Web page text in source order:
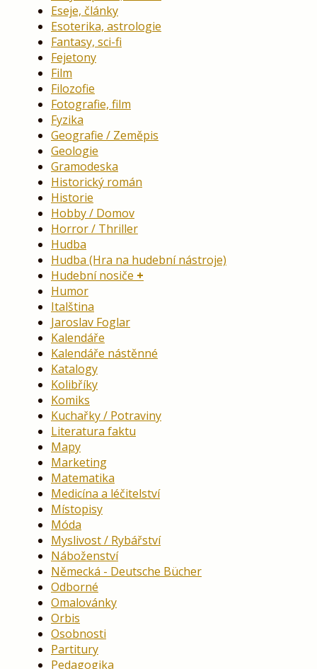
Eseje, články
Esoterika, astrologie
Fantasy, sci-fi
Fejetony
Film
Filozofie
Fotografie, film
Fyzika
Geografie / Zeměpis
Geologie
Gramodeska
Historický román
Historie
Hobby / Domov
Horror / Thriller
Hudba
Hudba (Hra na hudební nástroje)
Hudební nosiče
Humor
Italština
Jaroslav Foglar
Kalendáře
Kalendáře nástěnné
Katalogy
Kolibříky
Komiks
Kuchařky / Potraviny
Literatura faktu
Mapy
Marketing
Matematika
Medicína a léčitelství
Místopisy
Móda
Myslivost / Rybářství
Náboženství
Německá - Deutsche Bücher
Odborné
Omalovánky
Orbis
Osobnosti
Partitury
Pedagogika